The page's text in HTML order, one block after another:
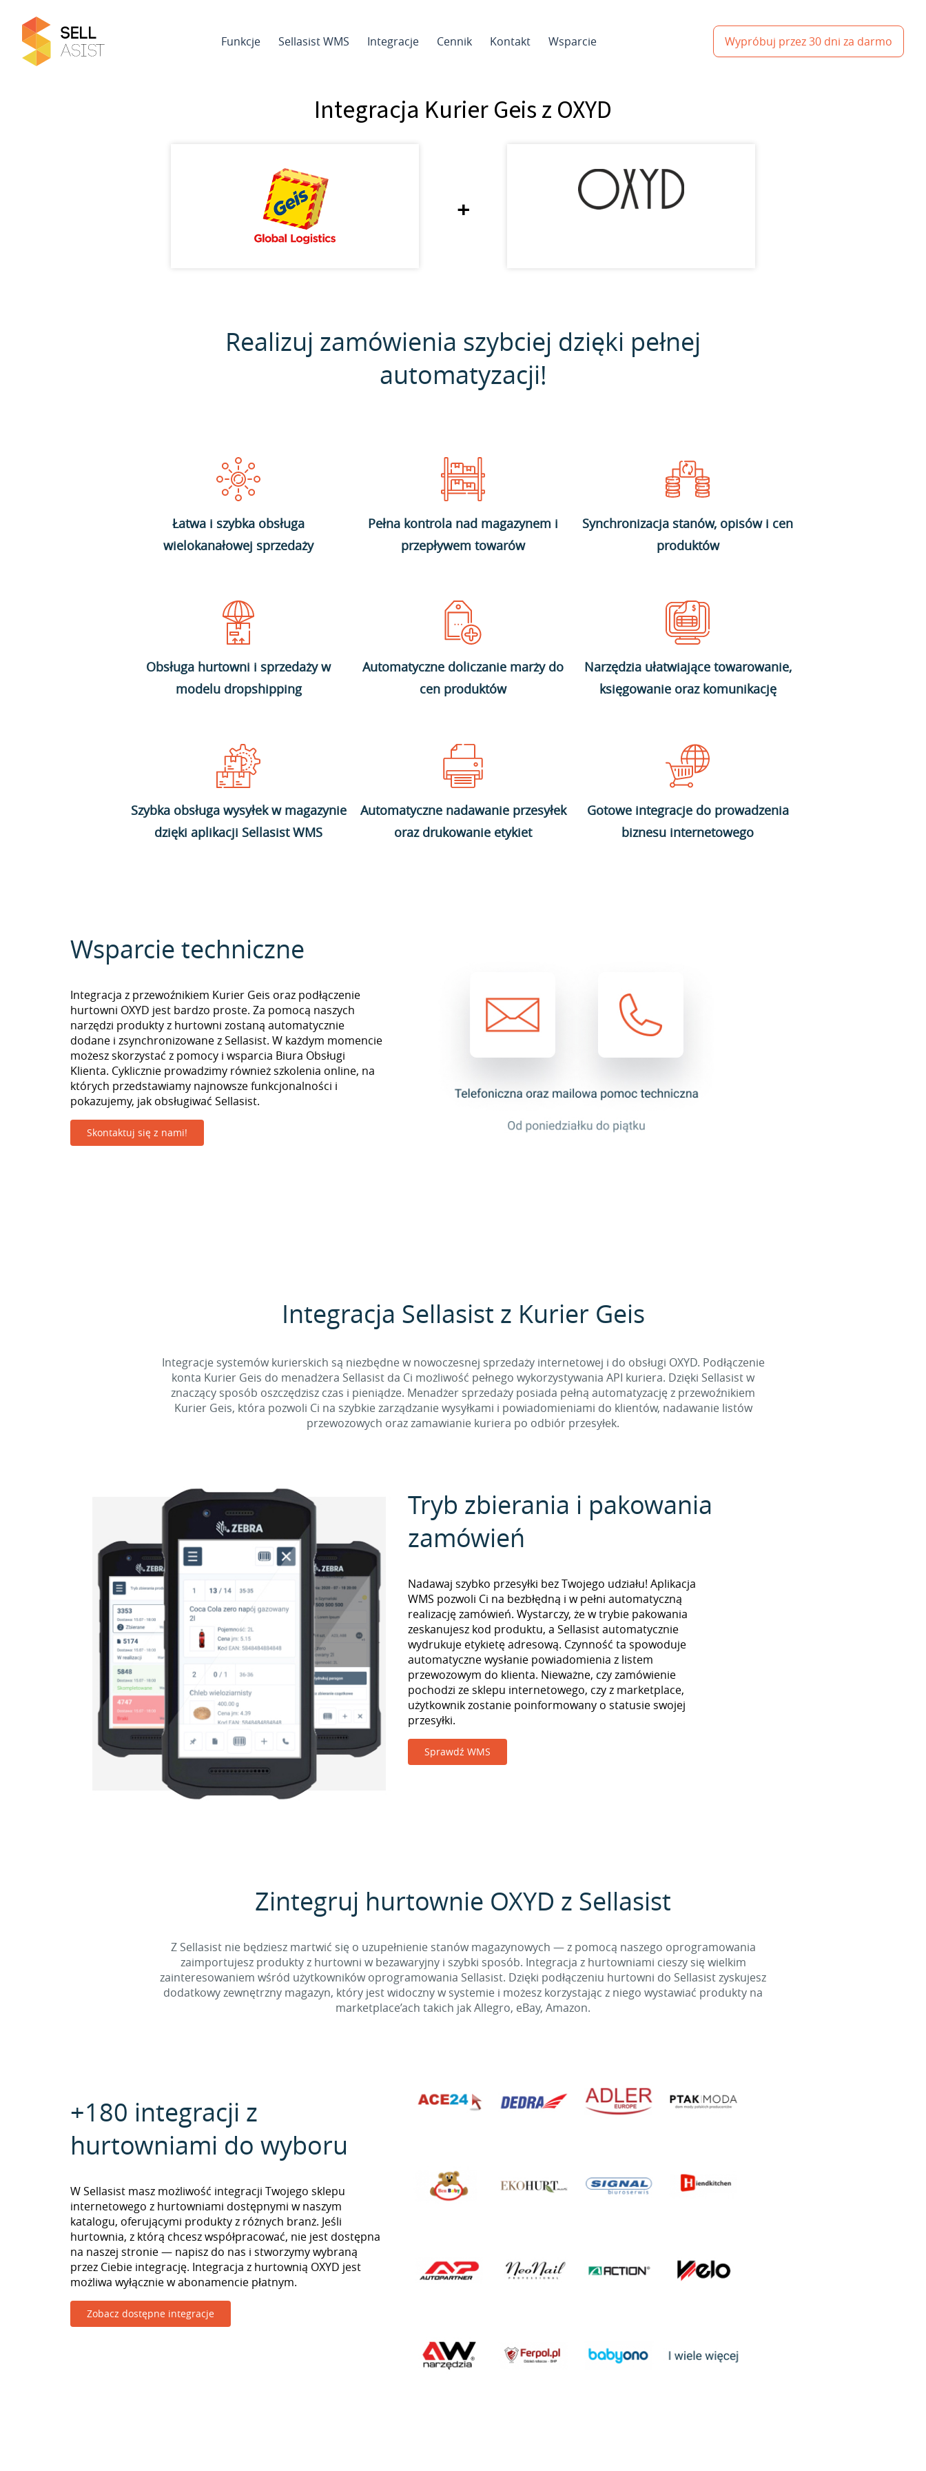
Funkcje Sellasist WMS Integracje Cennik Kontakt Wsparcie Wypróbuj przez 30 dni za darmo
Integracja Kurier Geis z OXYD
+
Realizuj zamówienia szybciej dzięki pełnej
automatyzacji!
Łatwa i szybka obsługa
wielokanałowej sprzedaży
Pełna kontrola nad magazynem i
przepływem towarów
Synchronizacja stanów, opisów i cen
produktów
Obsługa hurtowni i sprzedaży w
modelu dropshipping
Automatyczne doliczanie marży do
cen produktów
Narzędzia ułatwiające towarowanie,
księgowanie oraz komunikację
Szybka obsługa wysyłek w magazynie
dzięki aplikacji Sellasist WMS
Automatyczne nadawanie przesyłek
oraz drukowanie etykiet
Gotowe integracje do prowadzenia
biznesu internetowego
Wsparcie techniczne
Integracja z przewoźnikiem Kurier Geis oraz podłączenie
hurtowni OXYD jest bardzo proste. Za pomocą naszych
narzędzi produkty z hurtowni zostaną automatycznie
dodane i zsynchronizowane z Sellasist. W każdym momencie
możesz skorzystać z pomocy i wsparcia Biura Obsługi
Klienta. Cyklicznie prowadzimy również szkolenia online, na
których przedstawiamy najnowsze funkcjonalności i
pokazujemy, jak obsługiwać Sellasist.
Skontaktuj się z nami!
Integracja Sellasist z Kurier Geis
Integracje systemów kurierskich są niezbędne w nowoczesnej sprzedaży internetowej i do obsługi OXYD. Podłączenie
konta Kurier Geis do menadżera Sellasist da Ci możliwość pełnego wykorzystywania API kuriera. Dzięki Sellasist w
znaczący sposób oszczędzisz czas i pieniądze. Menadżer sprzedaży posiada pełną automatyzację z przewoźnikiem
Kurier Geis, która pozwoli Ci na szybkie zarządzanie wysyłkami i powiadomieniami do klientów, nadawanie listów
przewozowych oraz zamawianie kuriera po odbiór przesyłek.
Tryb zbierania i pakowania
zamówień
Nadawaj szybko przesyłki bez Twojego udziału! Aplikacja
WMS pozwoli Ci na bezbłędną i w pełni automatyczną
realizację zamówień. Wystarczy, że w trybie pakowania
zeskanujesz kod produktu, a Sellasist automatycznie
wydrukuje etykietę adresową. Czynność ta spowoduje
automatyczne wysłanie powiadomienia z listem
przewozowym do klienta. Nieważne, czy zamówienie
pochodzi ze sklepu internetowego, czy z marketplace,
użytkownik zostanie poinformowany o statusie swojej
przesyłki.
Sprawdź WMS
Zintegruj hurtownie OXYD z Sellasist
Z Sellasist nie będziesz martwić się o uzupełnienie stanów magazynowych — z pomocą naszego oprogramowania
zaimportujesz produkty z hurtowni w bezawaryjny i szybki sposób. Integracja z hurtowniami cieszy się wielkim
zainteresowaniem wśród użytkowników oprogramowania Sellasist. Dzięki podłączeniu hurtowni do Sellasist zyskujesz
dodatkowy zewnętrzny magazyn, który jest widoczny w systemie i możesz korzystając z niego wystawiać produkty na
marketplace’ach takich jak Allegro, eBay, Amazon.
+180 integracji z
hurtowniami do wyboru
W Sellasist masz możliwość integracji Twojego sklepu
internetowego z hurtowniami dostępnymi w naszym
katalogu, oferującymi produkty z różnych branż. Jeśli
hurtownia, z którą chcesz współpracować, nie jest dostępna
na naszej stronie — napisz do nas i stworzymy wybraną
przez Ciebie integrację. Integracja z hurtownią OXYD jest
możliwa wyłącznie w abonamencie płatnym.
Zobacz dostępne integracje